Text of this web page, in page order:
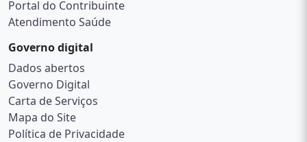
Portal do Contribuinte
Atendimento Saúde
Governo digital
Dados abertos
Governo Digital
Carta de Serviços
Mapa do Site
Política de Privacidade